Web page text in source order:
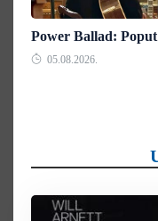
Power Ballad:
05.08.2026.